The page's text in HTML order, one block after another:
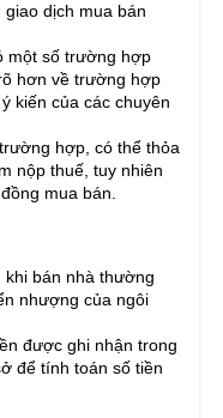
dịch mua bán
một số trường hợp
hơn về trường hợp
kiến của các chuyên
hợp, có thể thỏa
nộp thuế, tuy nhiên
mua bán.
khi bán nhà thường
nhượng của ngôi
được ghi nhận trong
để tính toán số tiền